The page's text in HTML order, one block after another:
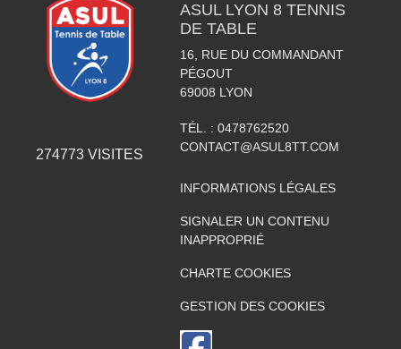
274773 VISITES
ASUL LYON 8 TENNIS
DE TABLE
16, RUE DU COMMANDANT
PÉGOUT
69008 LYON
TÉL. : 0478762520
CONTACT@ASUL8TT.COM
INFORMATIONS LÉGALES
SIGNALER UN CONTENU
INAPPROPRIÉ
CHARTE COOKIES
GESTION DES COOKIES